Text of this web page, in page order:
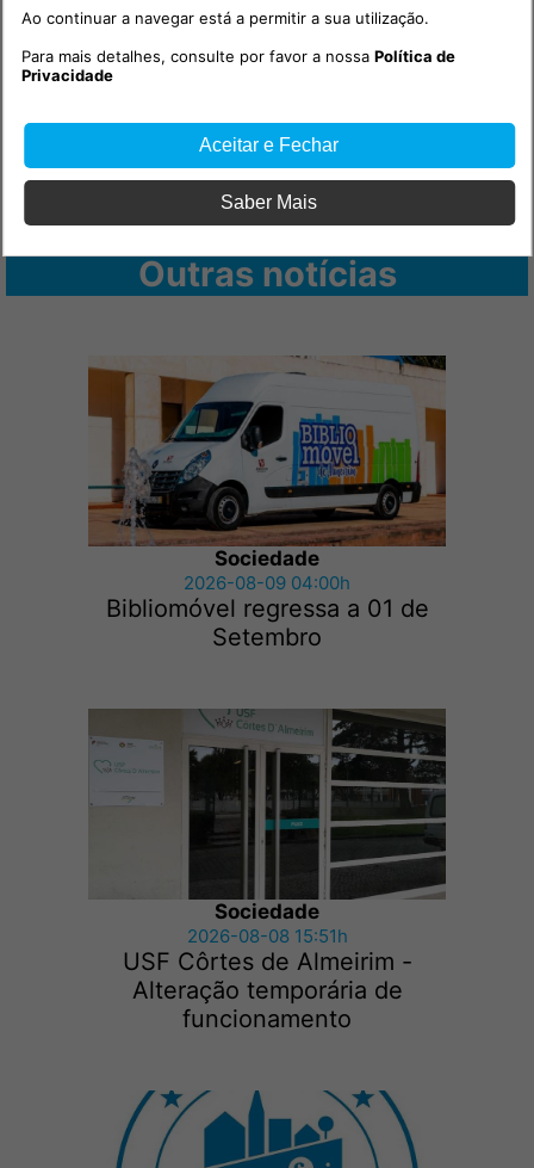
Outras notícias
Sociedade
2026-08-09 04:00h
Bibliomóvel regressa a 01 de
Setembro
Sociedade
2026-08-08 15:51h
USF Côrtes de Almeirim -
Alteração temporária de
funcionamento
Ao continuar a navegar está a permitir a sua utilização.
Para mais detalhes, consulte por favor a nossaPolítica de
Privacidade
Aceitar e Fechar
Saber Mais